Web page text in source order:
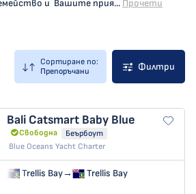
и Вашите прия... Прочети
Сортиране по:
Препоръчани
Филтри
Bali Catsmart Baby Blue
Свободна
Беърбоут
Blue Oceans Yacht Charter
Trellis Bay→ Trellis Bay